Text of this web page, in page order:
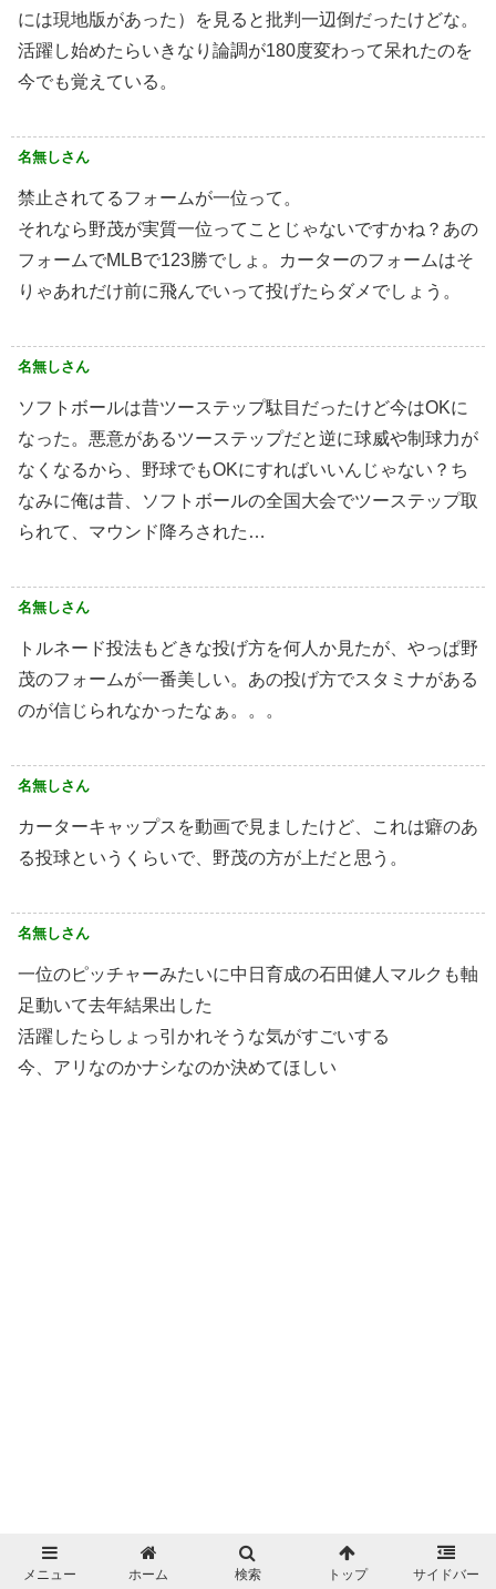
には現地版があった）を見ると批判一辺倒だったけどな。
活躍し始めたらいきなり論調が180度変わって呆れたのを
今でも覚えている。
名無しさん
禁止されてるフォームが一位って。
それなら野茂が実質一位ってことじゃないですかね？あの
フォームでMLBで123勝でしょ。カーターのフォームはそ
りゃあれだけ前に飛んでいって投げたらダメでしょう。
名無しさん
ソフトボールは昔ツーステップ駄目だったけど今はOKに
なった。悪意があるツーステップだと逆に球威や制球力が
なくなるから、野球でもOKにすればいいんじゃない？ち
なみに俺は昔、ソフトボールの全国大会でツーステップ取
られて、マウンド降ろされた…
名無しさん
トルネード投法もどきな投げ方を何人か見たが、やっぱ野
茂のフォームが一番美しい。あの投げ方でスタミナがある
のが信じられなかったなぁ。。。
名無しさん
カーターキャップスを動画で見ましたけど、これは癖のあ
る投球というくらいで、野茂の方が上だと思う。
名無しさん
一位のピッチャーみたいに中日育成の石田健人マルクも軸
足動いて去年結果出した
活躍したらしょっ引かれそうな気がすごいする
今、アリなのかナシなのか決めてほしい
メニュー ホーム 検索 トップ サイドバー